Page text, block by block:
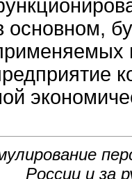
России и за